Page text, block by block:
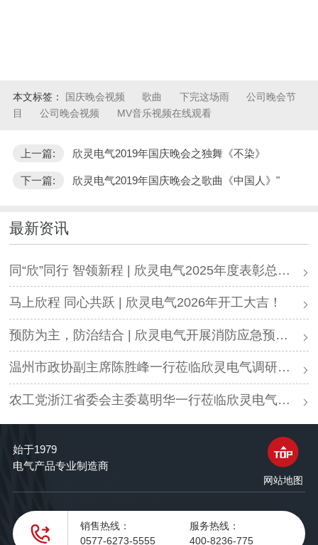
本文标签： 国庆晚会视频 歌曲 下完这场雨
公司晚会节
目
公司晚会视频 MV音乐视频在线观看
上一篇: 欣灵电气2019年国庆晚会之独舞《不染》
下一篇: 欣灵电气2019年国庆晚会之歌曲《中国人》"
最新资讯
同“欣”同行 智领新程 | 欣灵电气2025年度表彰总结大会暨新年酒会成功举办！
马上欣程 同心共跃 | 欣灵电气2026年开工大吉！
预防为主，防治结合 | 欣灵电气开展消防应急预案演练活动
温州市政协副主席陈胜峰一行莅临欣灵电气调研指导
农工党浙江省委会主委葛明华一行莅临欣灵电气考察调研
始于1979
电气产品专业制造商
网站地图
销售热线：
0577-6273-5555
服务热线：
400-8236-775